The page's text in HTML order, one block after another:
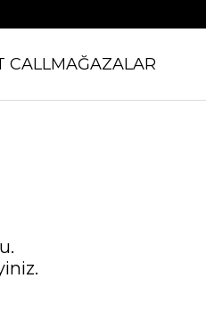
CALLMAĞAZALAR